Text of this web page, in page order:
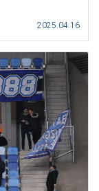
2025.04.16